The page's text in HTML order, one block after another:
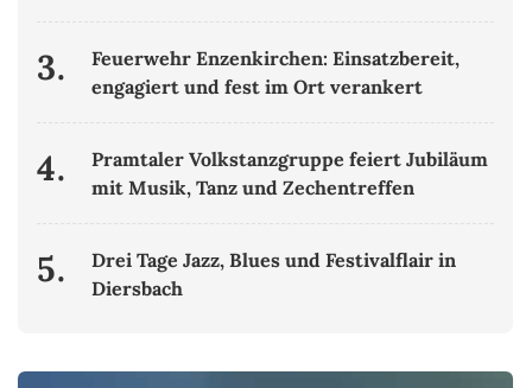
3.
Feuerwehr Enzenkirchen: Einsatzbereit,
engagiert und fest im Ort verankert
4.
Pramtaler Volkstanzgruppe feiert Jubiläum
mit Musik, Tanz und Zechentreffen
5.
Drei Tage Jazz, Blues und Festivalflair in
Diersbach